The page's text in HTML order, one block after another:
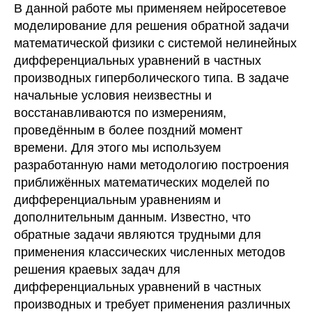
В данной работе мы применяем нейросетевое
моделирование для решения обратной задачи
математической физики с системой нелинейных
дифференциальных уравнений в частных
производных гиперболического типа. В задаче
начальные условия неизвестны и
восстанавливаются по измерениям,
проведённым в более поздний момент
времени. Для этого мы используем
разработанную нами методологию построения
приближённых математических моделей по
дифференциальным уравнениям и
дополнительным данным. Известно, что
обратные задачи являются трудными для
применения классических численных методов
решения краевых задач для
дифференциальных уравнений в частных
производных и требует применения различных